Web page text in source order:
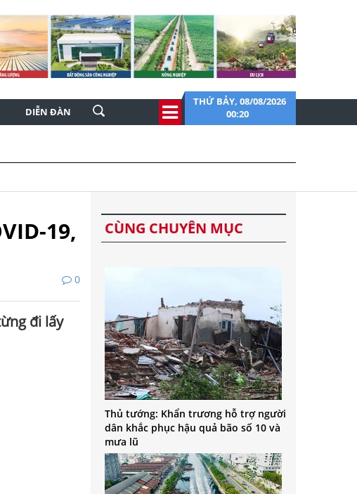
DIỄN ĐÀN
THỨ BẢY, 08/08/2026
00:20
19,
0
đi lấy
CÙNG CHUYÊN MỤC
Thủ tướng: Khẩn trương hỗ trợ người
dân khắc phục hậu quả bão số 10 và
mưa lũ